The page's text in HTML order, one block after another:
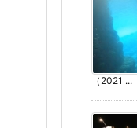
（2021 ...